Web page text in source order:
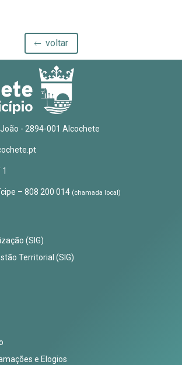
voltar
- 2894-001 Alcochete
– 808 200 014 (chamada local)
(SIG)
Territorial (SIG)
e Elogios